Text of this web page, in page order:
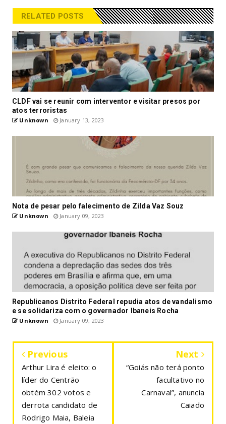
RELATED POSTS
CLDF vai se reunir com interventor e visitar presos por
atos terroristas
Unknown January 13, 2023
Nota de pesar pelo falecimento de Zilda Vaz Souz
Unknown January 09, 2023
Republicanos Distrito Federal repudia atos de vandalismo
e se solidariza com o governador Ibaneis Rocha
Unknown January 09, 2023
Previous
Arthur Lira é eleito: o
líder do Centrão
obtém 302 votos e
derrota candidato de
Rodrigo Maia, Baleia
Next
“Goiás não terá ponto
facultativo no
Carnaval”, anuncia
Caiado